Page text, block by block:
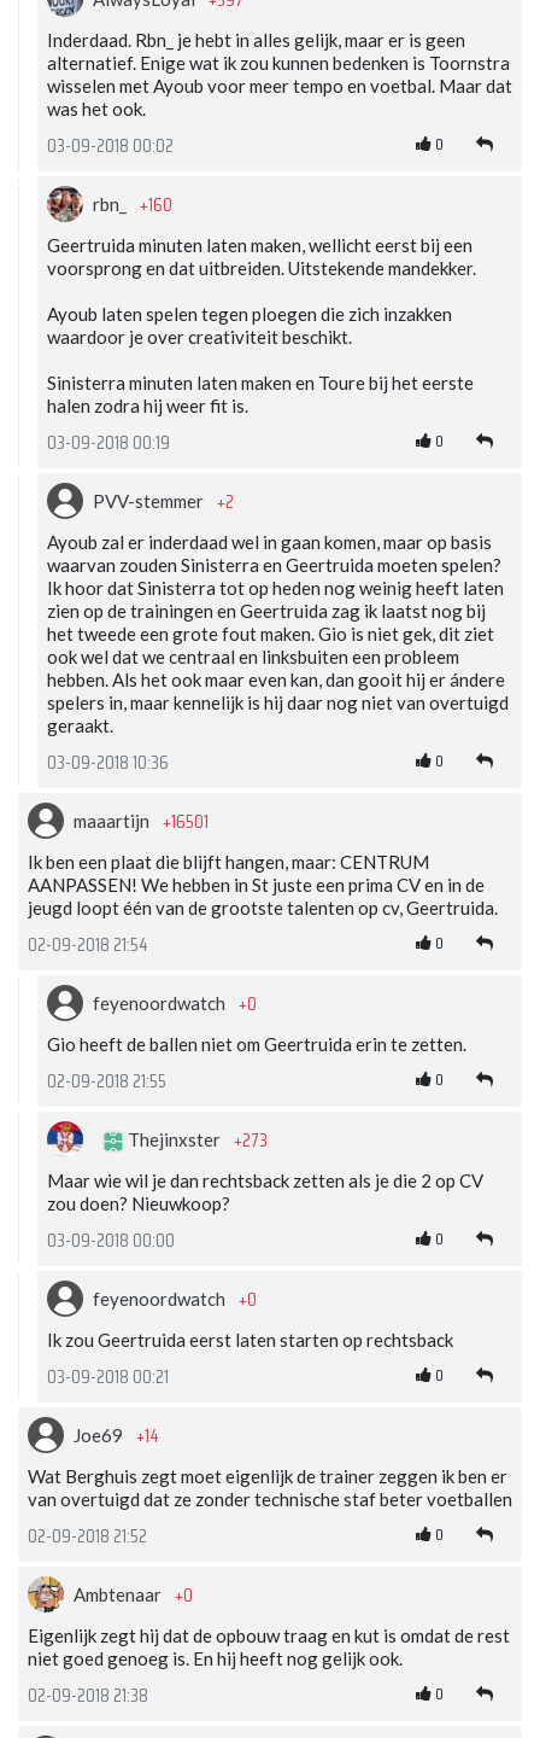
Inderdaad. Rbn_ je hebt in alles gelijk, maar er is geen
alternatief. Enige wat ik zou kunnen bedenken is Toornstra
wisselen met Ayoub voor meer tempo en voetbal. Maar dat
was het ook.
03-09-2018 00:02 0
rbn_ +160
Geertruida minuten laten maken, wellicht eerst bij een
voorsprong en dat uitbreiden. Uitstekende mandekker.
Ayoub laten spelen tegen ploegen die zich inzakken
waardoor je over creativiteit beschikt.
Sinisterra minuten laten maken en Toure bij het eerste
halen zodra hij weer fit is.
03-09-2018 00:19 0
PVV-stemmer +2
Ayoub zal er inderdaad wel in gaan komen, maar op basis
waarvan zouden Sinisterra en Geertruida moeten spelen?
Ik hoor dat Sinisterra tot op heden nog weinig heeft laten
zien op de trainingen en Geertruida zag ik laatst nog bij
het tweede een grote fout maken. Gio is niet gek, dit ziet
ook wel dat we centraal en linksbuiten een probleem
hebben. Als het ook maar even kan, dan gooit hij er ándere
spelers in, maar kennelijk is hij daar nog niet van overtuigd
geraakt.
03-09-2018 10:36 0
maaartijn +16501
Ik ben een plaat die blijft hangen, maar: CENTRUM
AANPASSEN! We hebben in St juste een prima CV en in de
jeugd loopt één van de grootste talenten op cv, Geertruida.
02-09-2018 21:54 0
feyenoordwatch +0
Gio heeft de ballen niet om Geertruida erin te zetten.
02-09-2018 21:55 0
Thejinxster +273
Maar wie wil je dan rechtsback zetten als je die 2 op CV
zou doen? Nieuwkoop?
03-09-2018 00:00 0
feyenoordwatch +0
Ik zou Geertruida eerst laten starten op rechtsback
03-09-2018 00:21 0
Joe69 +14
Wat Berghuis zegt moet eigenlijk de trainer zeggen ik ben er
van overtuigd dat ze zonder technische staf beter voetballen
02-09-2018 21:52 0
Ambtenaar +0
Eigenlijk zegt hij dat de opbouw traag en kut is omdat de rest
niet goed genoeg is. En hij heeft nog gelijk ook.
02-09-2018 21:38 0